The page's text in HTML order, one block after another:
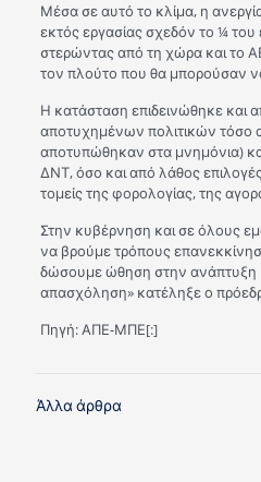
Μέσα σε αυτό το κλίμα, η
εκτός εργασίας σχεδόν το ¼ του
στερώντας από τη χώρα και το
τον πλούτο που θα μπορούσαν
Η κατάσταση επιδεινώθηκε και
αποτυχημένων πολιτικών τόσο
αποτυπώθηκαν στα μνημόνια)
ΔΝΤ, όσο και από λάθος
τομείς της φορολογίας, της
Στην κυβέρνηση και σε όλους
να βρούμε τρόπους
δώσουμε ώθηση στην ανάπτυξη
απασχόληση» κατέληξε ο
Πηγή: ΑΠΕ-ΜΠΕ[:]
Άλλα άρθρα